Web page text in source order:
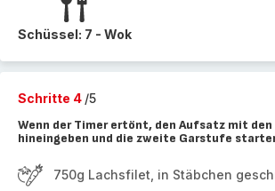
Schüssel: 7 - Wok
Schritte 4 /5
Wenn der Timer ertönt, den Aufsatz mit
hineingeben und die zweite Garstufe
750g Lachsfilet, in Stäbchen